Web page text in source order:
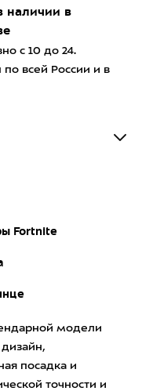
наличии в
с 10 до 24.
всей России и в
Fortnite
модели
посадка и
точности и